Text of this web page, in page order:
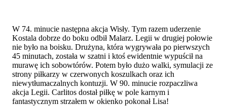
W 74. minucie następna akcja Wisły. Tym razem uderzenie
Kostala dobrze do boku odbił Malarz. Legii w drugiej połowie
nie było na boisku. Drużyna, która wygrywała po pierwszych
45 minutach, została w szatni i ktoś ewidentnie wypuścił na
murawę ich sobowtórów. Potem było dużo walki, symulacji ze
strony piłkarzy w czerwonych koszulkach oraz ich
niewytłumaczalnych kontuzji. W 90. minucie rozpaczliwa
akcja Legii. Carlitos dostał piłkę w pole karnym i
fantastycznym strzałem w okienko pokonał Lisa!